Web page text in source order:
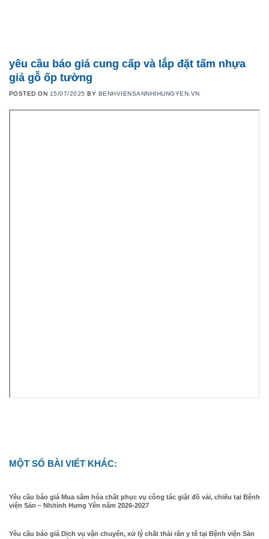
yêu cầu báo giá cung cấp và lắp đặt tấm nhựa
giả gỗ ốp tường
POSTED ON 15/07/2025 BY BENHVIENSANNHIHUNGYEN.VN
MỘT SỐ BÀI VIẾT KHÁC:
Yêu cầu báo giá Mua sắm hóa chất phục vụ công tác giặt đồ vải, chiếu tại Bệnh
viện Sản – Nhitỉnh Hưng Yên năm 2026-2027
Yêu cầu báo giá Dịch vụ vận chuyển, xử lý chất thải rắn y tế tại Bệnh viện Sản